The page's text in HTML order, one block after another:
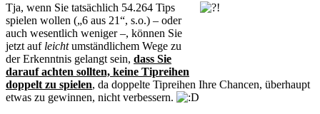
Tja, wenn Sie tatsächlich 54.264 Tips
spielen wollen („6 aus 21“, s.o.) – oder
auch wesentlich weniger –, können Sie
jetzt auf leichtumständlichem Wege zu
der Erkenntnis gelangt sein, dass Sie
darauf achten sollten, keine Tipreihen
doppelt zu spielen, da doppelte Tipreihen Ihre Chancen, überhaupt
etwas zu gewinnen, nicht verbessern.